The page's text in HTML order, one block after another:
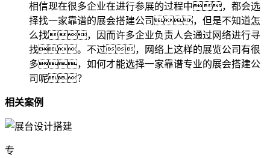
相信现在很多企业在进行参展的过程中，都会选
择找一家靠谱的展会搭建公司，但是不知道怎
么找，因而许多企业负责人会通过网络进行寻
找。不过，网络上这样的展览公司有很
多，如何才能选择一家靠谱专业的展会搭建公
司呢？
相关案例
专